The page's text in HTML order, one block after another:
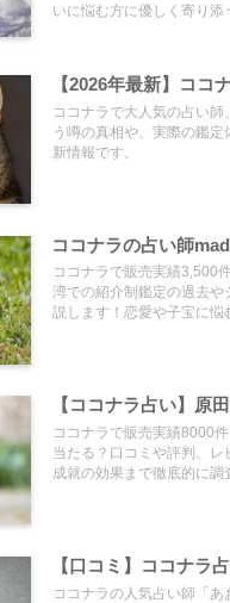
いに悩む方に優しく寄り
【2026年最新】コ
ココナラで大人気の占い
う噂の真相や、実際の鑑
新情報です。
ココナラの占い師
ココナラで販売実績3,500
湾での紹介制鑑定の過去
説します！恋愛や子宝に悩
【ココナラ占い】原
ココナラで販売実績8000
当たる？口コミや評判、
成就の効果まで徹底的に調
【口コミ】ココナラ
ココナラの人気占い師「